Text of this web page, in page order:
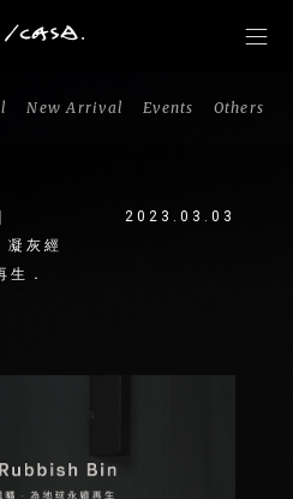
New Arrival Events Others
灰經
生．
2023.03.03